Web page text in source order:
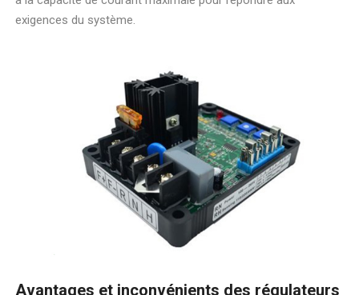
exigences du système.
Avantages et inconvénients des régulateurs